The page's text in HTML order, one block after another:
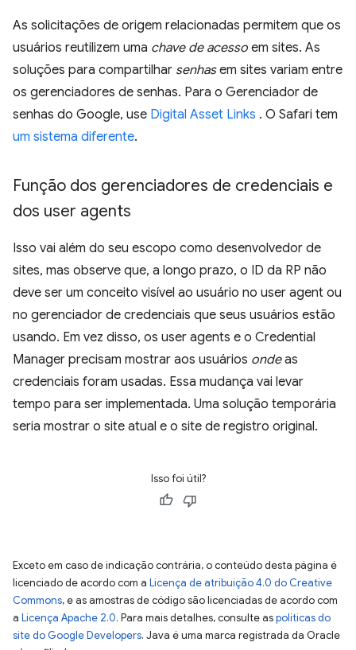
As solicitações de origem relacionadas permitem que os
usuários reutilizem uma chave de acesso em sites. As
soluções para compartilhar senhasem sites variam entre
os gerenciadores de senhas. Para o Gerenciador de
senhas do Google, use Digital Asset Links . O Safari tem
um sistema diferente.
Função dos gerenciadores de credenciais e
dos user agents
Isso vai além do seu escopo como desenvolvedor de
sites, mas observe que, a longo prazo, o ID da RP não
deve ser um conceito visível ao usuário no user agent ou
no gerenciador de credenciais que seus usuários estão
usando. Em vez disso, os user agents e o Credential
Manager precisam mostrar aos usuários ondeas
credenciais foram usadas. Essa mudança vai levar
tempo para ser implementada. Uma solução temporária
seria mostrar o site atual e o site de registro original.
Isso foi útil?
Exceto em caso de indicação contrária, o conteúdo desta página é
licenciado de acordo com a Licença de atribuição 4.0 do Creative
Commons, e as amostras de código são licenciadas de acordo com
a Licença Apache 2.0. Para mais detalhes, consulte aspolíticas do
site do Google Developers. Java é uma marca registrada da Oracle